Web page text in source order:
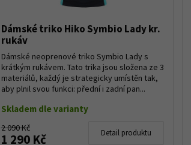
Dámské triko Hiko Symbio Lady kr.
rukáv
Dámské neoprenové triko Symbio Lady s
krátkým rukávem. Tato trika jsou složena ze 3
materiálů, každý je strategicky umístěn tak,
aby plnil svou funkci: přední i zadní pan...
Skladem dle varianty
2 090 Kč
1 290 Kč Detail produktu